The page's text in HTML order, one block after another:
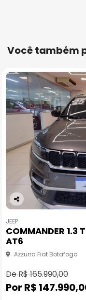
Você também
Co
pa
rtil
he
JEEP
COMMANDER 1.3
AT6
Azzurra Fiat Botafogo
De R$ 165.990,00
Por R$